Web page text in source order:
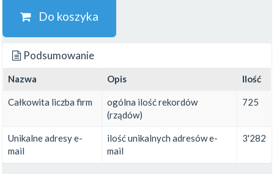
Do koszyka
Podsumowanie
Nazwa Opis Ilość
Całkowita liczba firm
ogólna ilość rekordów
(rządów)
725
Unikalne adresy e-
mail
ilość unikalnych adresów e-
mail
3'282